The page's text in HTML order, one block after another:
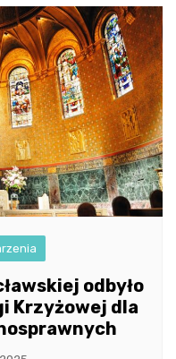
odbyło
Krzyżowej dla